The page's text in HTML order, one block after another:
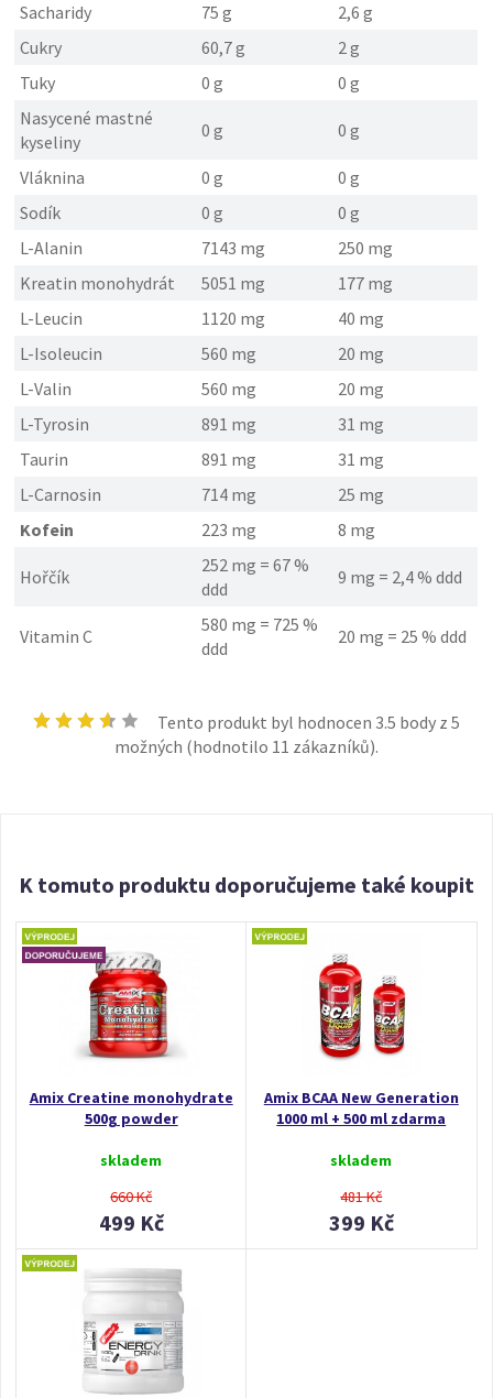
Sacharidy
75 g
2,6 g
Cukry
60,7 g
2 g
Tuky
0 g
0 g
Nasycené mastné
kyseliny
0 g 0 g
Vláknina 0 g
0 g
Sodík
0 g
0 g
L-Alanin
7143 mg
250 mg
Kreatin monohydrát
5051 mg
177 mg
L-Leucin
1120 mg
40 mg
L-Isoleucin
560 mg
20 mg
L-Valin
560 mg
20 mg
L-Tyrosin
891 mg
31 mg
Taurin
891 mg
31 mg
L-Carnosin
714 mg
25 mg
Kofein
223 mg 8 mg
Hořčík
252 mg = 67 %
ddd
9 mg = 2,4 % ddd
Vitamin C
580 mg = 725 %
ddd
20 mg = 25 % ddd
Tento produkt byl hodnocen 3.5 body z 5
možných (hodnotilo 11 zákazníků).
K tomuto produktu doporučujeme také koupit
Amix Creatine monohydrate
500g powder
skladem
660 Kč
499 Kč
Amix BCAA New Generation
1000 ml + 500 ml zdarma
skladem
481 Kč
399 Kč